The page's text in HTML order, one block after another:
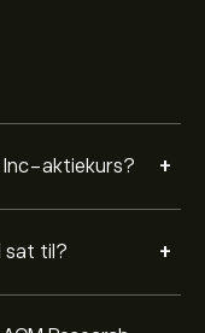
Inc-aktiekurs? +
sat til? +